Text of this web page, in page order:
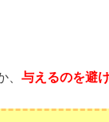
与えるのを避